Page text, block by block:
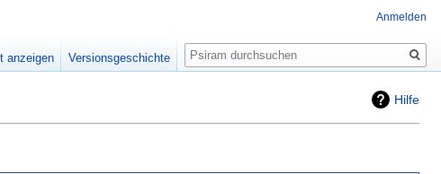
Hilfe
Anmelden
anzeigen Versionsgeschichte
Suche